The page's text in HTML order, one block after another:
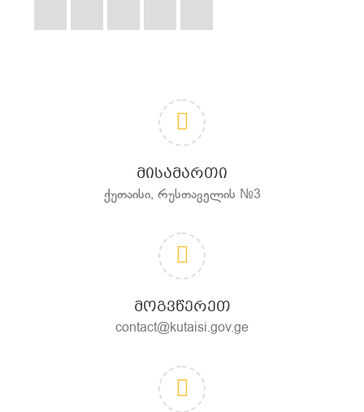
ᲛᲘᲡᲐᲛᲐᲠᲗᲘ
ქუთაისი, რუსთაველის №3
ᲛᲝᲒᲕᲬᲔᲠᲔᲗ
contact@kutaisi.gov.ge